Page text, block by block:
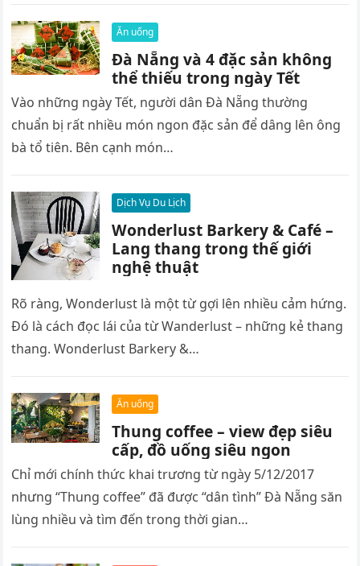
Ăn uống
Đà Nẵng và 4 đặc sản không
thể thiếu trong ngày Tết
Vào những ngày Tết, người dân Đà Nẵng thường
chuẩn bị rất nhiều món ngon đặc sản để dâng lên ông
bà tổ tiên. Bên cạnh món…
Dịch Vụ Du Lịch
Wonderlust Barkery & Café –
Lang thang trong thế giới
nghệ thuật
Rõ ràng, Wonderlust là một từ gợi lên nhiều cảm hứng.
Đó là cách đọc lái của từ Wanderlust – những kẻ thang
thang. Wonderlust Barkery &…
Ăn uống
Thung coffee – view đẹp siêu
cấp, đồ uống siêu ngon
Chỉ mới chính thức khai trương từ ngày 5/12/2017
nhưng “Thung coffee” đã được “dân tình” Đà Nẵng săn
lùng nhiều và tìm đến trong thời gian…